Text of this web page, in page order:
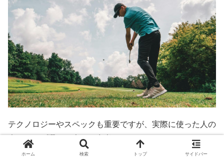
テクノロジーやスペックも重要ですが、実際に使った人の
声はクラブ選びの大きな参考になります。ここでは、ステ
ルスアイアンに関する様々な口コミや評価をまとめ、その
ホーム 検索 トップ サイドバー